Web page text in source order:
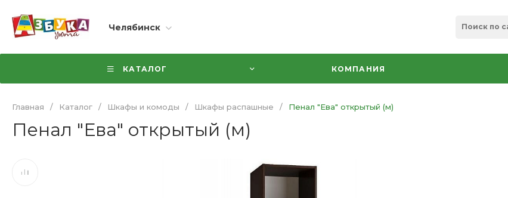
Челябинск
КАТАЛОГ КОМПАНИЯ
Главная / Каталог / Шкафы и комоды / Шкафы распашные / Пенал "Ева" открытый (м)
Пенал "Ева" открытый (м)